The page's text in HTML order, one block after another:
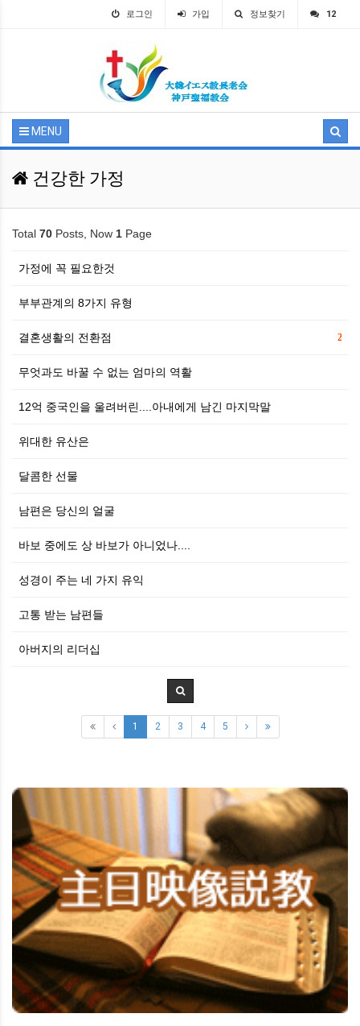
로그인 가입 정보찾기 12
MENU
건강한 가정
Total 70 Posts, Now 1 Page
가정에 꼭 필요한것
부부관계의 8가지 유형
2
결혼생활의 전환점
무엇과도 바꿀 수 없는 엄마의 역활
12억 중국인을 울려버린....아내에게 남긴 마지막말
위대한 유산은
달콤한 선물
남편은 당신의 얼굴
바보 중에도 상 바보가 아니었나....
성경이 주는 네 가지 유익
고통 받는 남편들
아버지의 리더십
1 2 3 4 5